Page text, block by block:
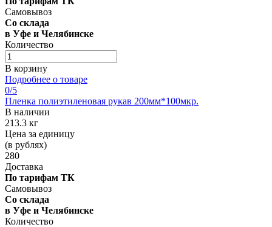
Самовывоз
Со склада
в Уфе и Челябинске
Количество
В корзину
Подробнее о товаре
0/5
Пленка полиэтиленовая рукав 200мм*100мкр.
В наличии
213.3 кг
Цена за единицу
(в рублях)
280
Доставка
По тарифам ТК
Самовывоз
Со склада
в Уфе и Челябинске
Количество